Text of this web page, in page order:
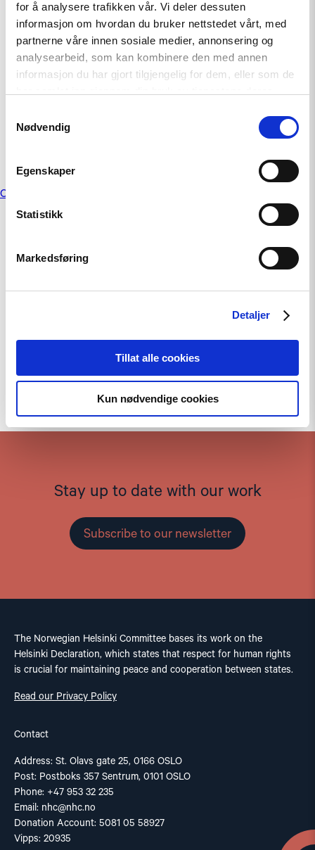
for å analysere trafikken vår. Vi deler dessuten
informasjon om hvordan du bruker nettstedet vårt, med
partnerne våre innen sosiale medier, annonsering og
analysearbeid, som kan kombinere den med annen
informasjon du har gjort tilgjengelig for dem, eller som de
Nødvendig
Egenskaper
Statistikk
Markedsføring
Detaljer
Tillat alle cookies
Kun nødvendige cookies
April 28, 2026
Joint Statement: Rising Repression of LGBTI+
Activism in Türkiye
April 7, 2026
Türkiye: EU Visa Restrictions Impact Turkish
Journalists
March 26, 2026
Posts
navigation
Older posts
Stay up to date with our work
Subscribe to our newsletter
The Norwegian Helsinki Committee bases its work on the
Helsinki Declaration, which states that respect for human rights
is crucial for maintaining peace and cooperation between states.
Read our Privacy Policy
Contact
Address: St. Olavs gate 25, 0166 OSLO
Post: Postboks 357 Sentrum, 0101 OSLO
Phone: +47 953 32 235
Email: nhc@nhc.no
Donation Account: 5081 05 58927
Vipps: 20935